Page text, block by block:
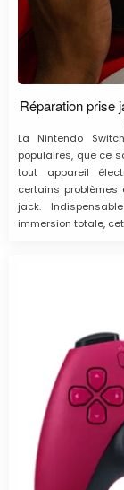
Réparation prise
La Nintendo
populaires, que ce
tout appareil
certains
jack.
immersion totale,